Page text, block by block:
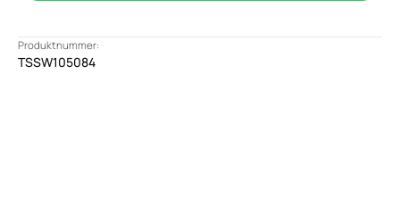
Produktnummer:
TSSW105084